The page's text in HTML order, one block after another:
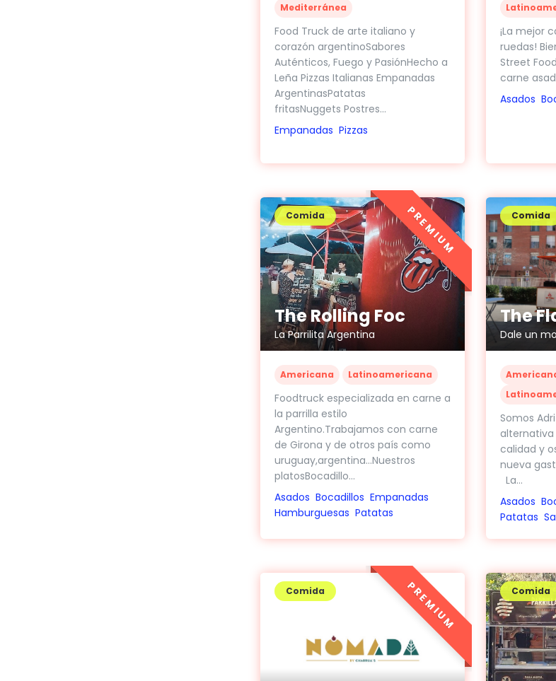
Mediterránea
Food Truck de arte italiano y
corazón argentinoSabores
Auténticos, Fuego y PasiónHecho a
Leña Pizzas Italianas Empanadas
ArgentinasPatatas
fritasNuggets Postres...
Empanadas Pizzas
¡La mejor
ruedas!
Street
carne
Asados
The Rolling Foc
La Parrilita Argentina
Comida
Americana Latinoamericana
Foodtruck especializada en carne a
la parrilla estilo
Argentino.Trabajamos con carne
de Girona y de otros país como
uruguay,argentina…Nuestros
platosBocadillo...
Asados Bocadillos Empanadas
Hamburguesas Patatas
PREMIUM
The
Dale un
Comida
Somos
calidad y
nueva
La...
Asados
Patatas
Comida PREMIUM Comida